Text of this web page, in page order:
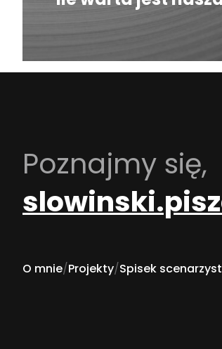
Poznajmy się,
O mnie/Projekty/Spisek